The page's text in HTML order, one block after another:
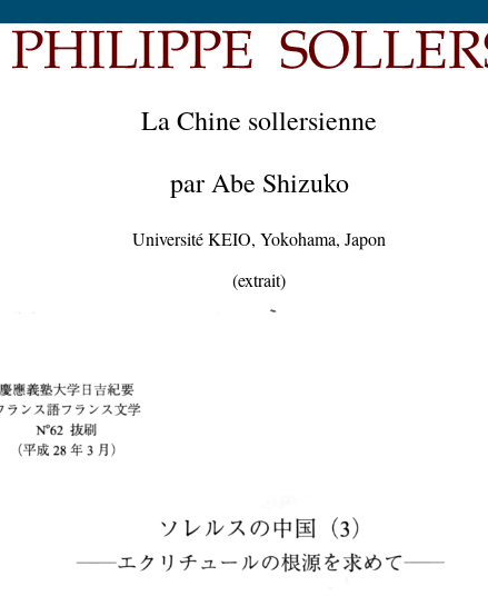
La Chine sollersienne
par Abe Shizuko
Université KEIO, Yokohama, Japon
(extrait)